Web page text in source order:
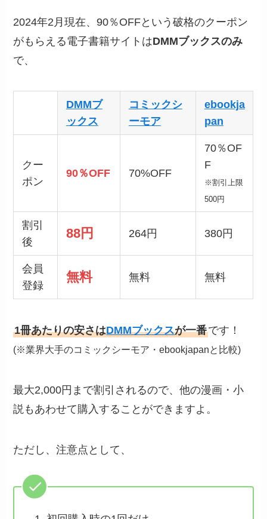
2024年2月現在、90％OFFという破格のクーポン
がもらえる電子書籍サイトはDMMブックスのみ
で、
DMMブ
ックス
コミックシ
ーモア
ebookja
pan
クー
ポン
90％OFF 70%OFF
70％OF
F
※割引上限
500円
割引
後
88円 264円 380円
会員
登録
無料 無料 無料
1冊あたりの安さはDMMブックスが一番です！
(※業界大手のコミックシーモア・ebookjapanと比較)
最大2,000円まで割引されるので、他の漫画・小
説もあわせて購入することができますよ。
ただし、注意点として、